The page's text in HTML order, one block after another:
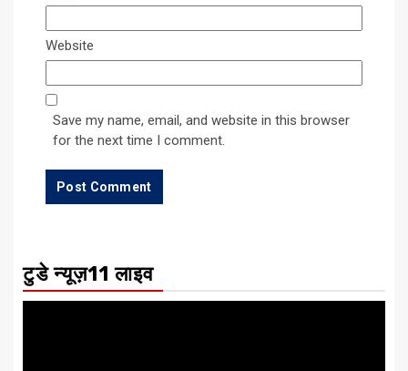
Website
Save my name, email, and website in this browser
for the next time I comment.
टुडे न्यूज़11 लाइव